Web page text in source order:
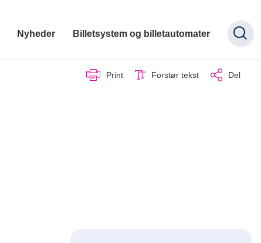
Nyheder Billetsystem og billetautomater
Print Forstør tekst Del